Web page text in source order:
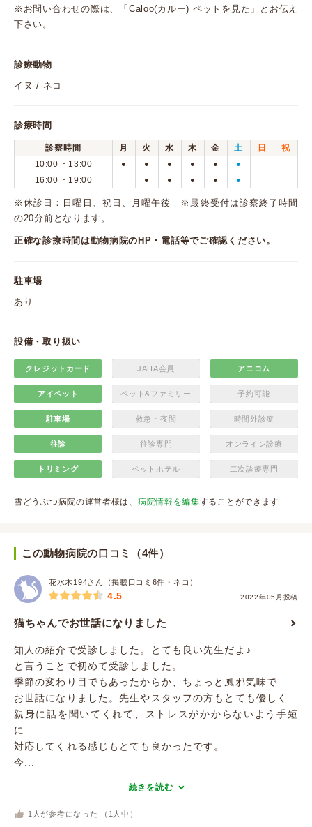
※お問い合わせの際は、「Caloo(カルー) ペットを見た」とお伝え
下さい。
診療動物
イヌ / ネコ
診療時間
診察時間 月 火 水 木 金 土 日
祝
10:00 ~ 13:00
● ● ● ● ● ●
16:00 ~ 19:00 ● ● ● ● ●
※休診日：日曜日、祝日、月曜午後 ※最終受付は診察終了時間
の20分前となります。
正確な診療時間は動物病院のHP・電話等でご確認ください。
駐車場
あり
設備・取り扱い
クレジットカード JAHA会員 アニコム
アイペット ペット&ファミリー 予約可能
駐車場 救急・夜間 時間外診療
往診 往診専門 オンライン診療
トリミング ペットホテル 二次診療専門
雪どうぶつ病院の運営者様は、 病院情報を編集することができます
この動物病院の口コミ（4件）
花水木194さん（掲載口コミ6件・ネコ）
2022年05月投稿
4.5
猫ちゃんでお世話になりました
知人の紹介で受診しました。とても良い先生だよ♪
と言うことで初めて受診しました。
季節の変わり目でもあったからか、ちょっと風邪気味で
お世話になりました。先生やスタッフの方もとても優しく
親身に話を聞いてくれて、ストレスがかからないよう手短
に
対応してくれる感じもとても良かったです。
今...
続きを読む
1 人が参考になった （ 1 人中）